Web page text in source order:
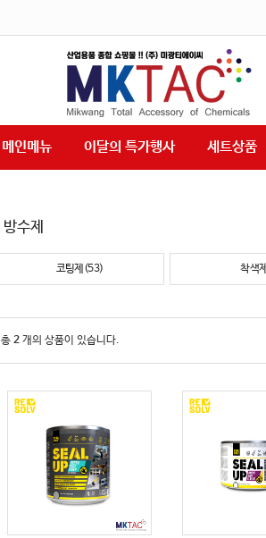
메인메뉴 이달의 특가행사 세트상품
방수제
코팅제(53) 착색제
총 2 개의 상품이 있습니다.